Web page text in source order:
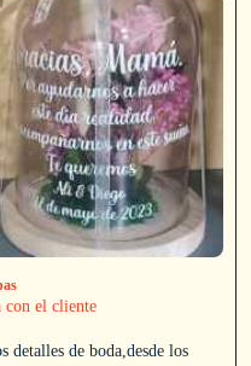
con el cliente
detalles de boda,desde los